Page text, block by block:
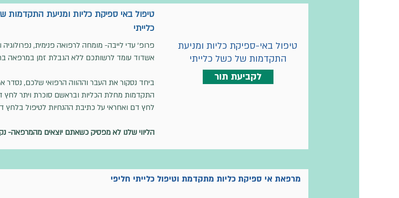
מרפאת אי ספיקת כליות מתקדמת וטיפול כלייתי חליפי
טיפול באי ספיקת כליות ומניעת התקדמות
כלייתי
פרופ' עדי לייבה- מומחה לרפואה פנימית,
אשדוד עומד לרשותכם ללא הגבלת זמן במרפאה
ביחד נסקור את העבר וההווה הרפואי שלכם, נסדר
התקדמות מחלת הכליות ובראשם סוכרת ויתר לחץ
לחץ דם ואחראי על כתיבת ההנחיות לטיפול בלחץ
הליווי שלנו לא מפסיק כשאתם יוצאים מהמרפאה-
טיפול באי-ספיקת כליות ומניעת
התקדמות של כשל כלייתי
לקביעת תור